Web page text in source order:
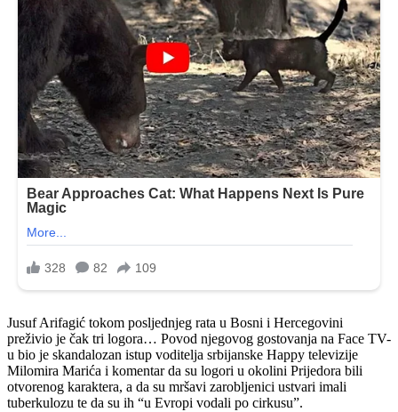
Jusuf Arifagić tokom posljednjeg rata u Bosni i Hercegovini
preživio je čak tri logora… Povod njegovog gostovanja na Face TV-
u bio je skandalozan istup voditelja srbijanske Happy televizije
Milomira Marića i komentar da su logori u okolini Prijedora bili
otvorenog karaktera, a da su mršavi zarobljenici ustvari imali
tuberkulozu te da su ih “u Evropi vodali po cirkusu”.